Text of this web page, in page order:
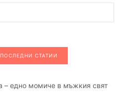
ПОСЛЕДНИ СТАТИИ
– едно момиче в мъжкия свят